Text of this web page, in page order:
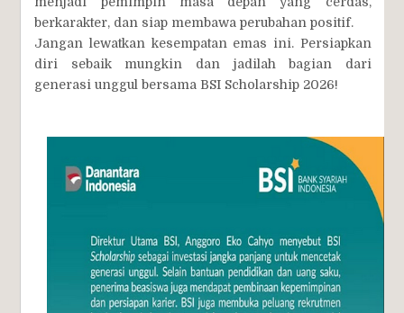
berkarakter, dan siap membawa perubahan positif.
Jangan lewatkan kesempatan emas ini. Persiapkan
diri sebaik mungkin dan jadilah bagian dari
generasi unggul bersama BSI Scholarship 2026!